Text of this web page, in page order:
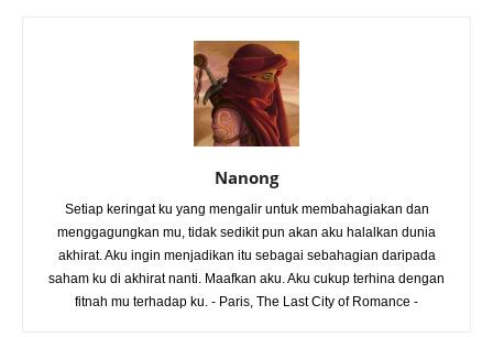
Nanong
Setiap keringat ku yang mengalir untuk membahagiakan dan
menggagungkan mu, tidak sedikit pun akan aku halalkan dunia
akhirat. Aku ingin menjadikan itu sebagai sebahagian daripada
saham ku di akhirat nanti. Maafkan aku. Aku cukup terhina dengan
fitnah mu terhadap ku. - Paris, The Last City of Romance -